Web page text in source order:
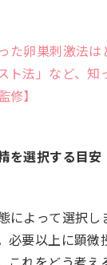
た卵巣刺激法は
ト法」など、知
】
を選択する目安
によって選択し
必要以上に顕微